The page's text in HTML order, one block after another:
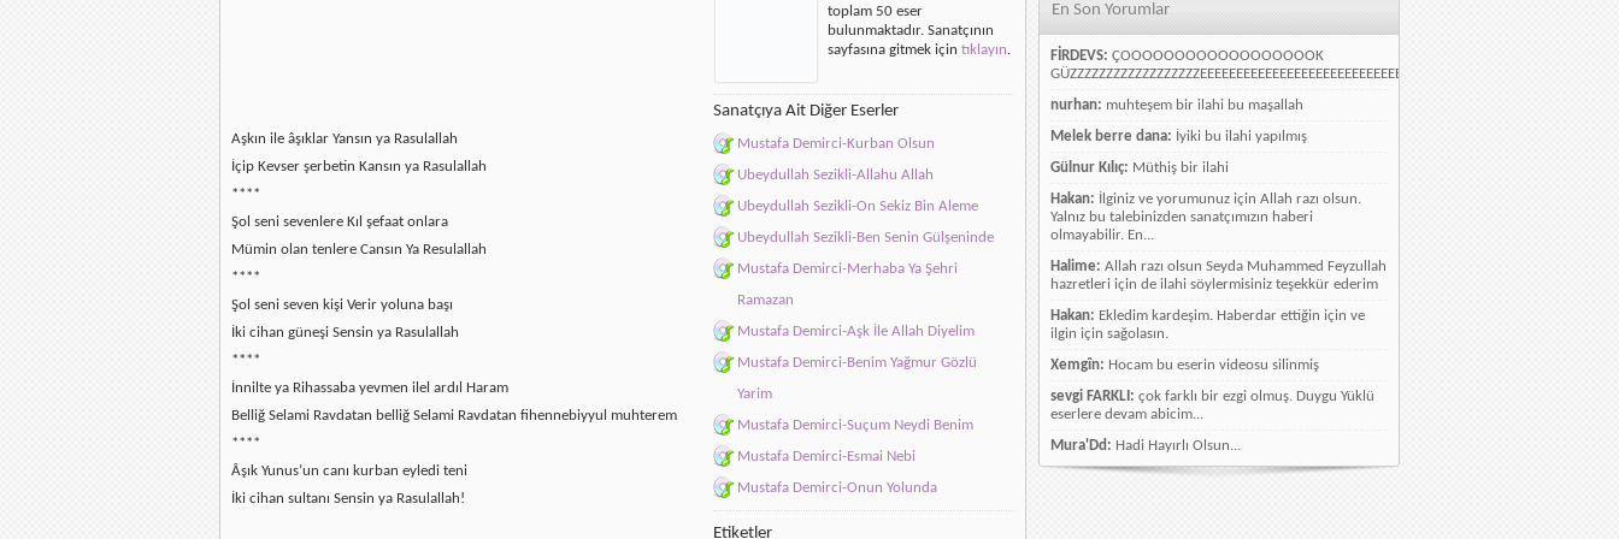
Aşkın ile âşıklar Yansın ya Rasulallah
İçip Kevser şerbetin Kansın ya Rasulallah
****
Şol seni sevenlere Kıl şefaat onlara
Mümin olan tenlere Cansın Ya Resulallah
****
Şol seni seven kişi Verir yoluna başı
İki cihan güneşi Sensin ya Rasulallah
****
İnnilte ya Rihassaba yevmen ilel ardıl Haram
Belliğ Selami Ravdatan belliğ Selami Ravdatan fihennebiyyul muhterem
****
Âşık Yunus’un canı kurban eyledi teni
İki cihan sultanı Sensin ya Rasulallah!
toplam 50 eser
bulunmaktadır. Sanatçının
sayfasına gitmek için tıklayın.
Sanatçıya Ait Diğer Eserler
Mustafa Demirci-Kurban Olsun
Ubeydullah Sezikli-Allahu Allah
Ubeydullah Sezikli-On Sekiz Bin Aleme
Ubeydullah Sezikli-Ben Senin Gülşeninde
Mustafa Demirci-Merhaba Ya Şehri
Ramazan
Mustafa Demirci-Aşk İle Allah Diyelim
Mustafa Demirci-Benim Yağmur Gözlü
Yarim
Mustafa Demirci-Suçum Neydi Benim
Mustafa Demirci-Esmai Nebi
Mustafa Demirci-Onun Yolunda
Etiketler
En Son Yorumlar
FİRDEVS: ÇOOOOOOOOOOOOOOOOOOK
GÜZZZZZZZZZZZZZZZZZZEEEEEEEEEEEEEEEEEEEEEEEEEEEEELLLLLLLLLLLLLLLLLLLLLLLL
nurhan: muhteşem bir ilahi bu maşallah
Melek berre dana: İyiki bu ilahi yapılmış
Gülnur Kılıç: Müthiş bir ilahi
Hakan: İlginiz ve yorumunuz için Allah razı olsun.
Yalnız bu talebinizden sanatçımızın haberi
olmayabilir. En...
Halime: Allah razı olsun Seyda Muhammed Feyzullah
hazretleri için de ilahi söylermisiniz teşekkür ederim
Hakan: Ekledim kardeşim. Haberdar ettiğin için ve
ilgin için sağolasın.
Xemgîn: Hocam bu eserin videosu silinmiş
sevgi FARKLI: çok farklı bir ezgi olmuş. Duygu Yüklü
eserlere devam abicim...
Mura'Dd: Hadi Hayırlı Olsun...